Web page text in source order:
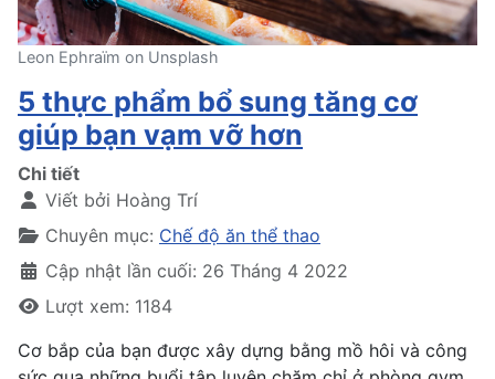
Leon Ephraïm on Unsplash
5 thực phẩm bổ sung tăng cơ
giúp bạn vạm vỡ hơn
Chi tiết
Viết bởi Hoàng Trí
Chuyên mục: Chế độ ăn thể thao
Cập nhật lần cuối: 26 Tháng 4 2022
Lượt xem: 1184
Cơ bắp của bạn được xây dựng bằng mồ hôi và công